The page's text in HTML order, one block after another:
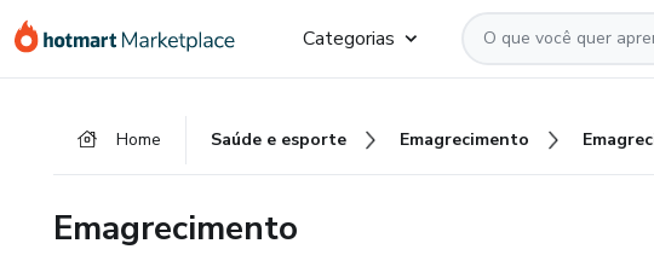
para
para
para
Categorias
Home Saúde e esporte Emagrecimento
Emagrecimento